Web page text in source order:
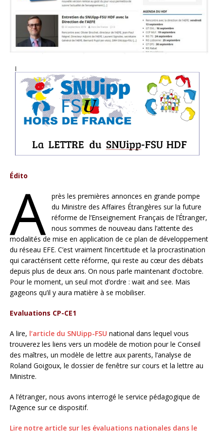
Édito
A
près les premières annonces en grande pompe
du Ministre des Affaires Étrangères sur la future
réforme de l’Enseignement Français de l’Étranger,
nous sommes de nouveau dans l’attente des
modalités de mise en application de ce plan de développement
du réseau EFE. C’est vraiment l’incertitude et la procrastination
qui caractérisent cette réforme, qui reste au cœur des débats
depuis plus de deux ans. On nous parle maintenant d’octobre.
Pour le moment, un seul mot d’ordre : wait and see. Mais
gageons qu’il y aura matière à se mobiliser.
Evaluations CP-CE1
A lire, l’article du SNUipp-FSU national dans lequel vous
trouverez les liens vers un modèle de motion pour le Conseil
des maîtres, un modèle de lettre aux parents, l’analyse de
Roland Goigoux, le dossier de fenêtre sur cours et la lettre au
Ministre.
A l’étranger, nous avons interrogé le service pédagogique de
l’Agence sur ce dispositif.
Lire notre article sur les évaluations nationales dans le